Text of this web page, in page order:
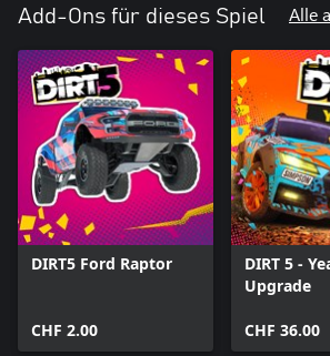
Add-Ons für dieses Spiel Alle
DIRT5 Ford Raptor
CHF 2.00
DIRT 5 -
Upgrade
CHF 36.00